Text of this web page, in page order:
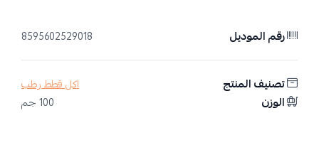
رقم الموديل 8595602529018
تصنيف المنتج اكل قطط رطب
الوزن 100 جم